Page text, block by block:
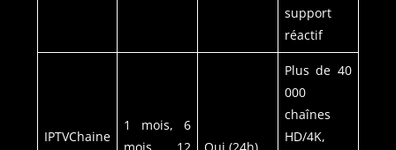
support
réactif
IPTVChaine
1 mois, 6
Plus de 40
000
chaînes
HD/4K,